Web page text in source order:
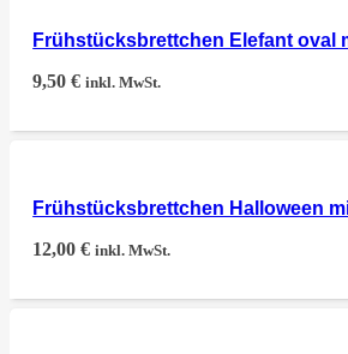
Frühstücksbrettchen Elefant oval
9,50€ inkl. MwSt.
Frühstücksbrettchen Halloween
12,00€ inkl. MwSt.